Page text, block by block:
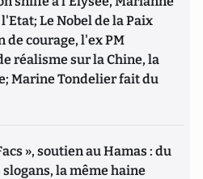
Le Nobel de la Paix
de courage, l'ex PM
réalisme sur la Chine, la
Marine Tondelier fait du
», soutien au Hamas : du
slogans, la même haine